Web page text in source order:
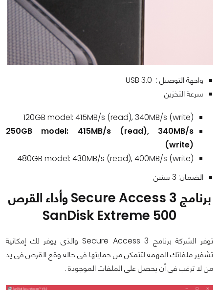
واجهة التوصيل : USB 3.0
سرعة التخزين
120GB model: 415MB/s (read), 340MB/s (write)
250GB model: 415MB/s (read), 340MB/s
(write)
480GB model: 430MB/s (read), 400MB/s (write)
الضمان: 3 سنين
برنامج Secure Access 3 وأداء القرص
SanDisk Extreme 500
توفر الشركة برنامج Secure Access 3 والذى يوفر لك إمكانية
تشفير ملفاتك المهمة لتتمكن من حمايتها فى حالة وقع القرص فى يد
من لا ترغب فى أن يحصل على الملفات الموجودة .